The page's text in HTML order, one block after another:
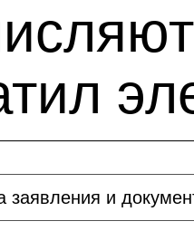
заявления и